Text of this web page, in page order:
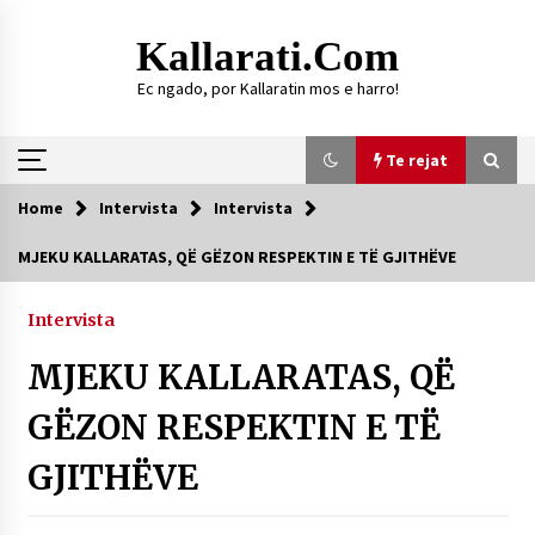
Kallarati.com
Ec ngado, por Kallaratin mos e harro!
Te rejat
Te rejat
SHOQATËS “KALLARATI”
Gazeta Kallarati nr. 118
07/07/2026
SI U ARRIT TË REALIZOHEJ PERLA FOLKLORIKE
“JANINËS Ç’I PANË SYTË”
Home Intervista Intervista
MJEKU KALLARATAS, QË GËZON RESPEKTIN E TË GJITHËVE
Intervista
MJEKU KALLARATAS, QË
GËZON RESPEKTIN E TË
GJITHËVE